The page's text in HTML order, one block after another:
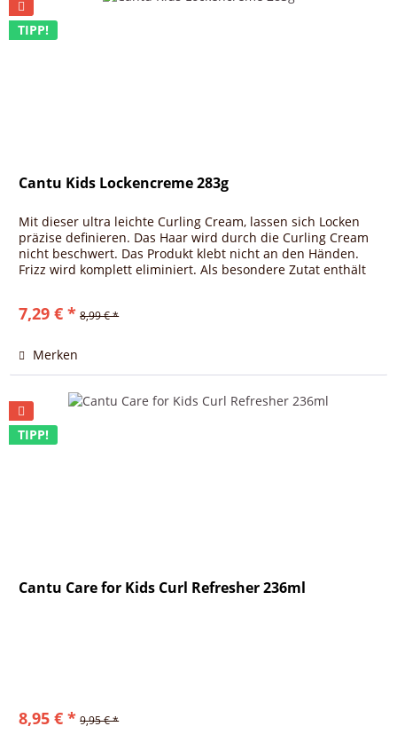
TIPP!
Cantu Kids Lockencreme 283g
Mit dieser ultra leichte Curling Cream, lassen sich Locken
präzise definieren. Das Haar wird durch die Curling Cream
nicht beschwert. Das Produkt klebt nicht an den Händen.
Frizz wird komplett eliminiert. Als besondere Zutat enthält
7,29 € * 8,99 € *
Merken
TIPP!
Cantu Care for Kids Curl Refresher 236ml
8,95 € * 9,95 € *